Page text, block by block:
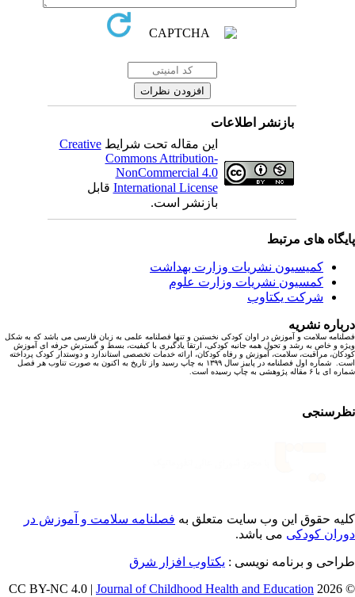
بازنشر اطلاعات
این مقاله تحت شرایطCreative
Commons Attribution-
NonCommercial 4.0
International Licenseقابل
بازنشر است.
های مرتبط
کمیسیون نشریات وزارت بهداشت
کمسیون نشریات وزارت علوم
شرکت یکتاوب
نشریه
سلامت و آموزش در اوان کودکی نخستین و تنها فصلنامه علمی به زبان فارسی می باشد که به شکل
و خاص به رشد و تحول همه جانبه کودکی، ارتقا یادگیری با کیفیت، بسط و گسترش حرفه ای آموزش
مراقبت، سلامت، آموزش و رفاه کودکان، ارائه خدمات تخصصی استاندارد و دوستدار کودک پرداخته
است. شماره اول فصلنامه در پاییز سال ۱۳۹۹ به چاپ رسید واز تاریخ به اکنون به صورت تناوب هر فصل
۶ مقاله پژوهشی به چاپ رسیده است.
حقوق این وب سایت متعلق بهفصلنامه سلامت و آموزش در
کودکیمی باشد.
و برنامه نویسی : یکتاوب افزار شرق
©
Journal of Childhood Health and Education